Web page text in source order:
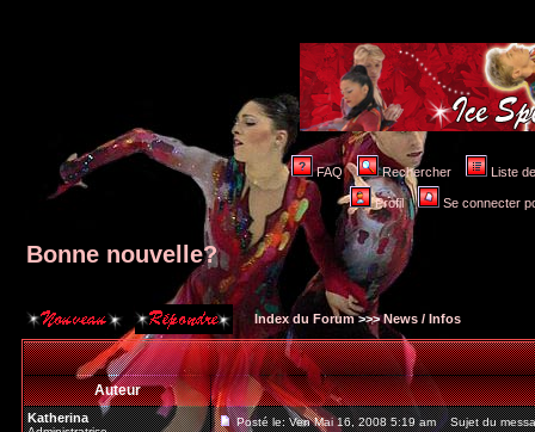
FAQ Rechercher Liste
Profil Se connecter
Bonne nouvelle?
Index du Forum>>>News / Infos
Auteur
Katherina Posté le: Ven Mai 16, 2008 5:19 am Sujet du